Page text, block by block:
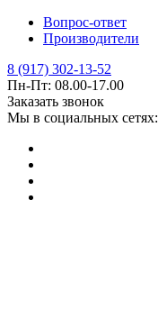
Вопрос-ответ
Производители
8 (917) 302-13-52
Пн-Пт: 08.00-17.00
Заказать звонок
Мы в социальных сетях: